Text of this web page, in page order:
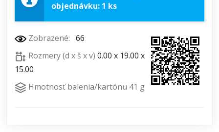
objednávku: 1 ks
Zobrazené: 66
Rozmery (d x š x v) 0.00 x 19.00 x
15.00
Hmotnosť balenia/kartónu 41 g